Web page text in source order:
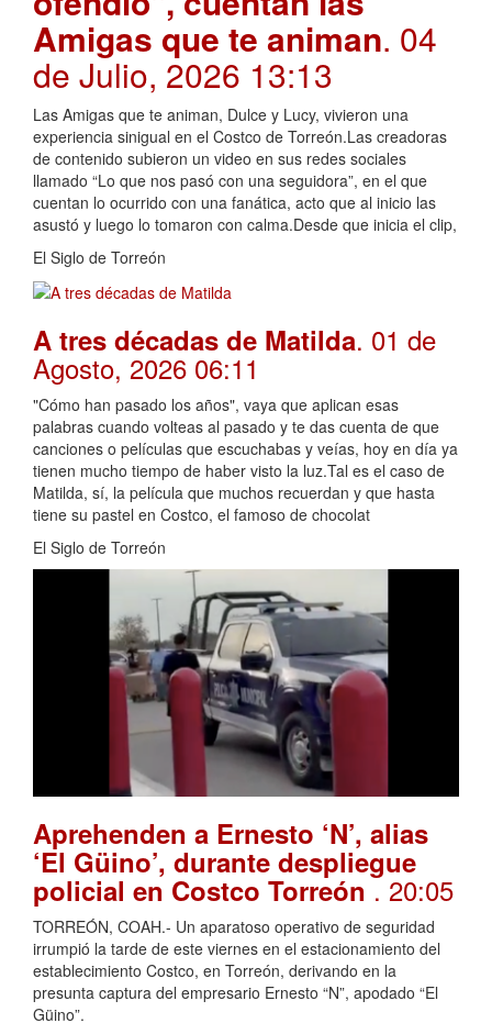
Amigas que te animan. 04
de Julio, 2026 13:13
Las Amigas que te animan, Dulce y Lucy, vivieron una
experiencia sinigual en el Costco de Torreón.Las creadoras
de contenido subieron un video en sus redes sociales
llamado “Lo que nos pasó con una seguidora”, en el que
cuentan lo ocurrido con una fanática, acto que al inicio las
asustó y luego lo tomaron con calma.Desde que inicia el clip,
El Siglo de Torreón
A tres décadas de Matilda. 01 de
Agosto, 2026 06:11
"Cómo han pasado los años", vaya que aplican esas
palabras cuando volteas al pasado y te das cuenta de que
canciones o películas que escuchabas y veías, hoy en día ya
tienen mucho tiempo de haber visto la luz.Tal es el caso de
Matilda, sí, la película que muchos recuerdan y que hasta
tiene su pastel en Costco, el famoso de chocolat
El Siglo de Torreón
Aprehenden a Ernesto ‘N’, alias
‘El Güino’, durante despliegue
policial en Costco Torreón. 20:05
TORREÓN, COAH.- Un aparatoso operativo de seguridad
irrumpió la tarde de este viernes en el estacionamiento del
establecimiento Costco, en Torreón, derivando en la
presunta captura del empresario Ernesto “N”, apodado “El
Güino”.